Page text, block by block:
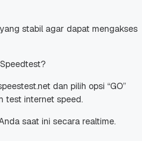
stabil agar dapat mengakses
dan pilih opsi “GO”
test internet speed.
saat ini secara realtime.